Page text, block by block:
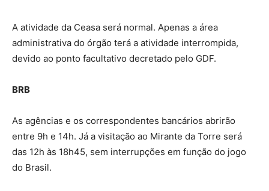
A atividade da Ceasa será normal. Apenas a área
administrativa do órgão terá a atividade interrompida,
devido ao ponto facultativo decretado pelo GDF.
BRB
As agências e os correspondentes bancários abrirão
entre 9h e 14h. Já a visitação ao Mirante da Torre será
das 12h às 18h45, sem interrupções em função do jogo
do Brasil.